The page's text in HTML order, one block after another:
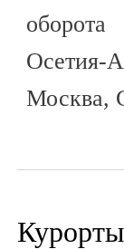
Осетия-
Москва,